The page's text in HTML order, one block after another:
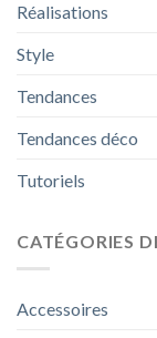
Réalisations
Style
Tendances
Tendances déco
Tutoriels
CATÉGORIES
Accessoires